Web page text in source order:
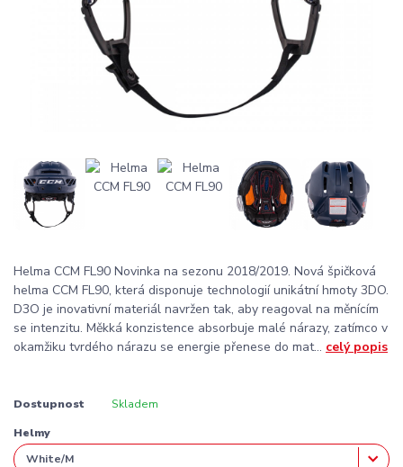
Helma CCM FL90 Novinka na sezonu 2018/2019. Nová špičková
helma CCM FL90, která disponuje technologií unikátní hmoty 3DO.
D3O je inovativní materiál navržen tak, aby reagoval na měnícím
se intenzitu. Měkká konzistence absorbuje malé nárazy, zatímco v
okamžiku tvrdého nárazu se energie přenese do mat... celý popis
Dostupnost Skladem
Helmy